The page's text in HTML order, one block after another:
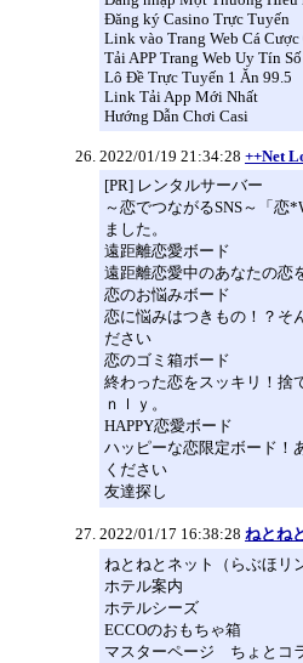
Đăng ký Casino Trực Tuyến
Link vào Trang Web Cá
Tải APP Trang Web Uy Tín
Lô Đề Trực Tuyến 1 Ăn 99.5
Link Tải App Mới Nhất
Hướng Dẫn Chơi Casi
2022/01/19 21:34:28 ++Net
[PR] レンタルサーバー
～恋でつながるSNS～「恋
ました。
遠距離恋愛ボード
遠距離恋愛中のあなたの恋
恋のお悩みボード
恋に悩みはつきもの！？そ
ださい
恋のゴミ箱ボード
終わった恋をスッキリ！捨
ｎｌｙ。
HAPPY恋愛ボード
ハッピーな恋限定ボード！
ください
友達探し
2022/01/17 16:38:28 ねとね
ねとねとネット（らぶほリ
ホテル案内
ホテルシーズ
ECCOのおもちゃ箱
マスターページ ちょとコ